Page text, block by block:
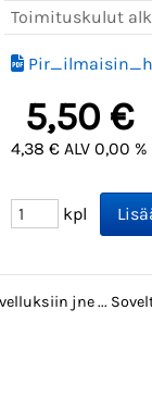
Toimituskulut
5,50 €
4,38 € ALV 0,00 %
kpl
jne ...